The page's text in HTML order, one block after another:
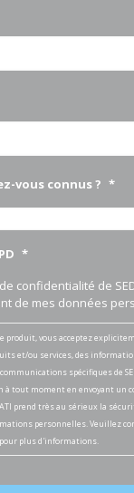
vous connus ? *
*
confidentialité de
de mes données
produit, vous acceptez
et/ou services, des
spécifiques de
à tout moment en envoyant un
ATI prend très au sérieux la
personnelles. Veuillez
pour plus d'informations.